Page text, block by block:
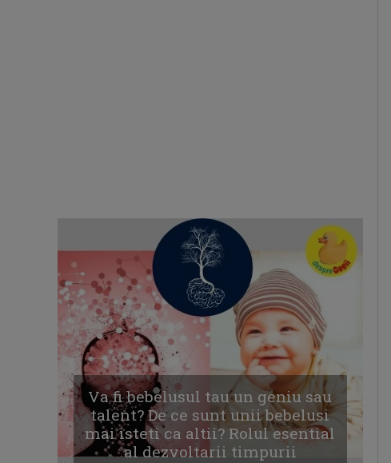
Va fi bebelusul tau un geniu sau
talent? De ce sunt unii bebelusi
mai isteti ca altii? Rolul esential
al dezvoltarii timpurii